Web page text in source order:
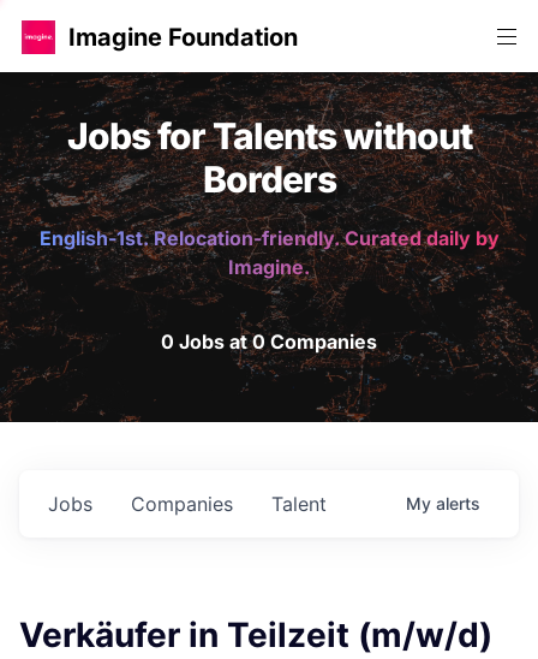
Imagine Foundation
Jobs for Talents without
Borders
English-1st. Relocation-friendly. Curated daily by
Imagine.
0 Jobs at 0 Companies
Jobs Companies Talent My alerts
Verkäufer in Teilzeit (m/w/d)